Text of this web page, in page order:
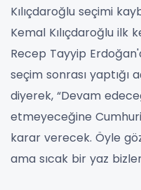
Kılıçdaroğlu seçimi
Kemal Kılıçdaroğlu ilk
Recep Tayyip
seçim sonrası yaptığı
diyerek, “Devam
etmeyeceğine
karar verecek. Öyle
ama sıcak bir yaz